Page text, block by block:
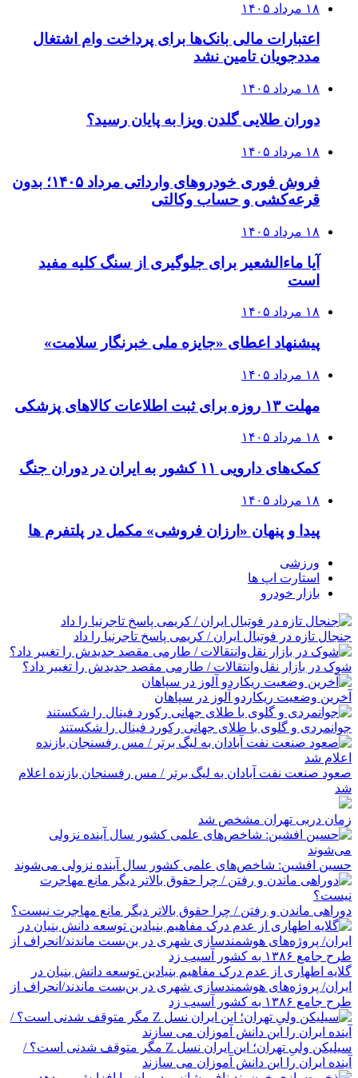
۱۸ مرداد ۱۴۰۵
اعتبارات مالی بانک‌ها برای پرداخت وام اشتغال
مددجویان تامین نشد
۱۸ مرداد ۱۴۰۵
دوران طلایی گلدن ویزا به پایان رسید؟
۱۸ مرداد ۱۴۰۵
فروش فوری خودروهای وارداتی مرداد ۱۴۰۵؛ بدون
قرعه‌کشی و حساب وکالتی
۱۸ مرداد ۱۴۰۵
آیا ماءالشعیر برای جلوگیری از سنگ کلیه مفید
است
۱۸ مرداد ۱۴۰۵
پیشنهاد اعطای «جایزه ملی خبرنگار سلامت»
۱۸ مرداد ۱۴۰۵
مهلت ۱۳ روزه برای ثبت اطلاعات کالاهای پزشکی
۱۸ مرداد ۱۴۰۵
کمک‌های دارویی ۱۱ کشور به ایران در دوران جنگ
۱۸ مرداد ۱۴۰۵
پیدا و پنهان «ارزان فروشی» مکمل در پلتفرم ها
ورزشی
استارت اپ ها
بازار خودرو
جنجال تازه در فوتبال ایران / کریمی پاسخ تاجرنیا را داد
شوک در بازار نقل‌وانتقالات / طارمی مقصد جدیدش را تغییر داد؟
آخرین وضعیت ریکاردو آلوز در سپاهان
جوانمردی و گلوی با طلای جهانی رکورد فینال را شکستند
صعود صنعت نفت آبادان به لیگ برتر / مس رفسنجان بازنده اعلام
شد
زمان دربی تهران مشخص شد
حسین افشین: شاخص‌های علمی کشور سال آینده نزولی می‌شوند
دوراهی ماندن و رفتن / چرا حقوق بالاتر دیگر مانع مهاجرت نیست؟
گلایه اطهاری از عدم درک مفاهیم بنیادین توسعه دانش بنیان در
ایران/ پروژه‌های هوشمندسازی شهری در بن‌بست ماندند/انحراف از
طرح جامع ۱۳۸۶ به کشور آسیب زد
سیلیکن ولیِ تهران؛ این ایران نسل Z مگر متوقف شدنی است؟ /
آینده ایران را این دانش آموزان می سازند